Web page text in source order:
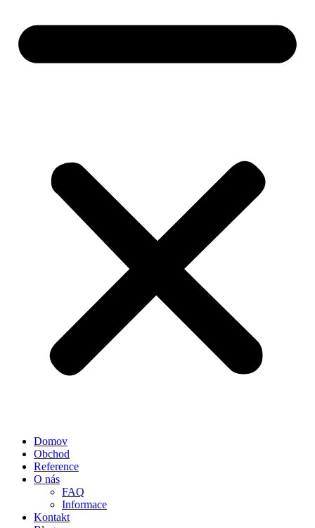
Domov
Obchod
Reference
O nás
FAQ
Informace
Kontakt